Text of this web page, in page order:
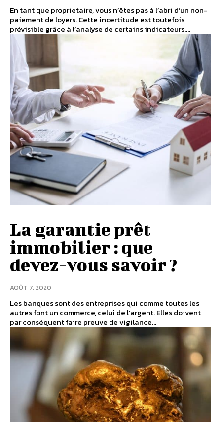
En tant que propriétaire, vous n’êtes pas à l’abri d’un non-
paiement de loyers. Cette incertitude est toutefois
prévisible grâce à l’analyse de certains indicateurs....
La garantie prêt
immobilier : que
devez-vous savoir ?
AOÛT 7, 2020
Les banques sont des entreprises qui comme toutes les
autres font un commerce, celui de l’argent. Elles doivent
par conséquent faire preuve de vigilance...